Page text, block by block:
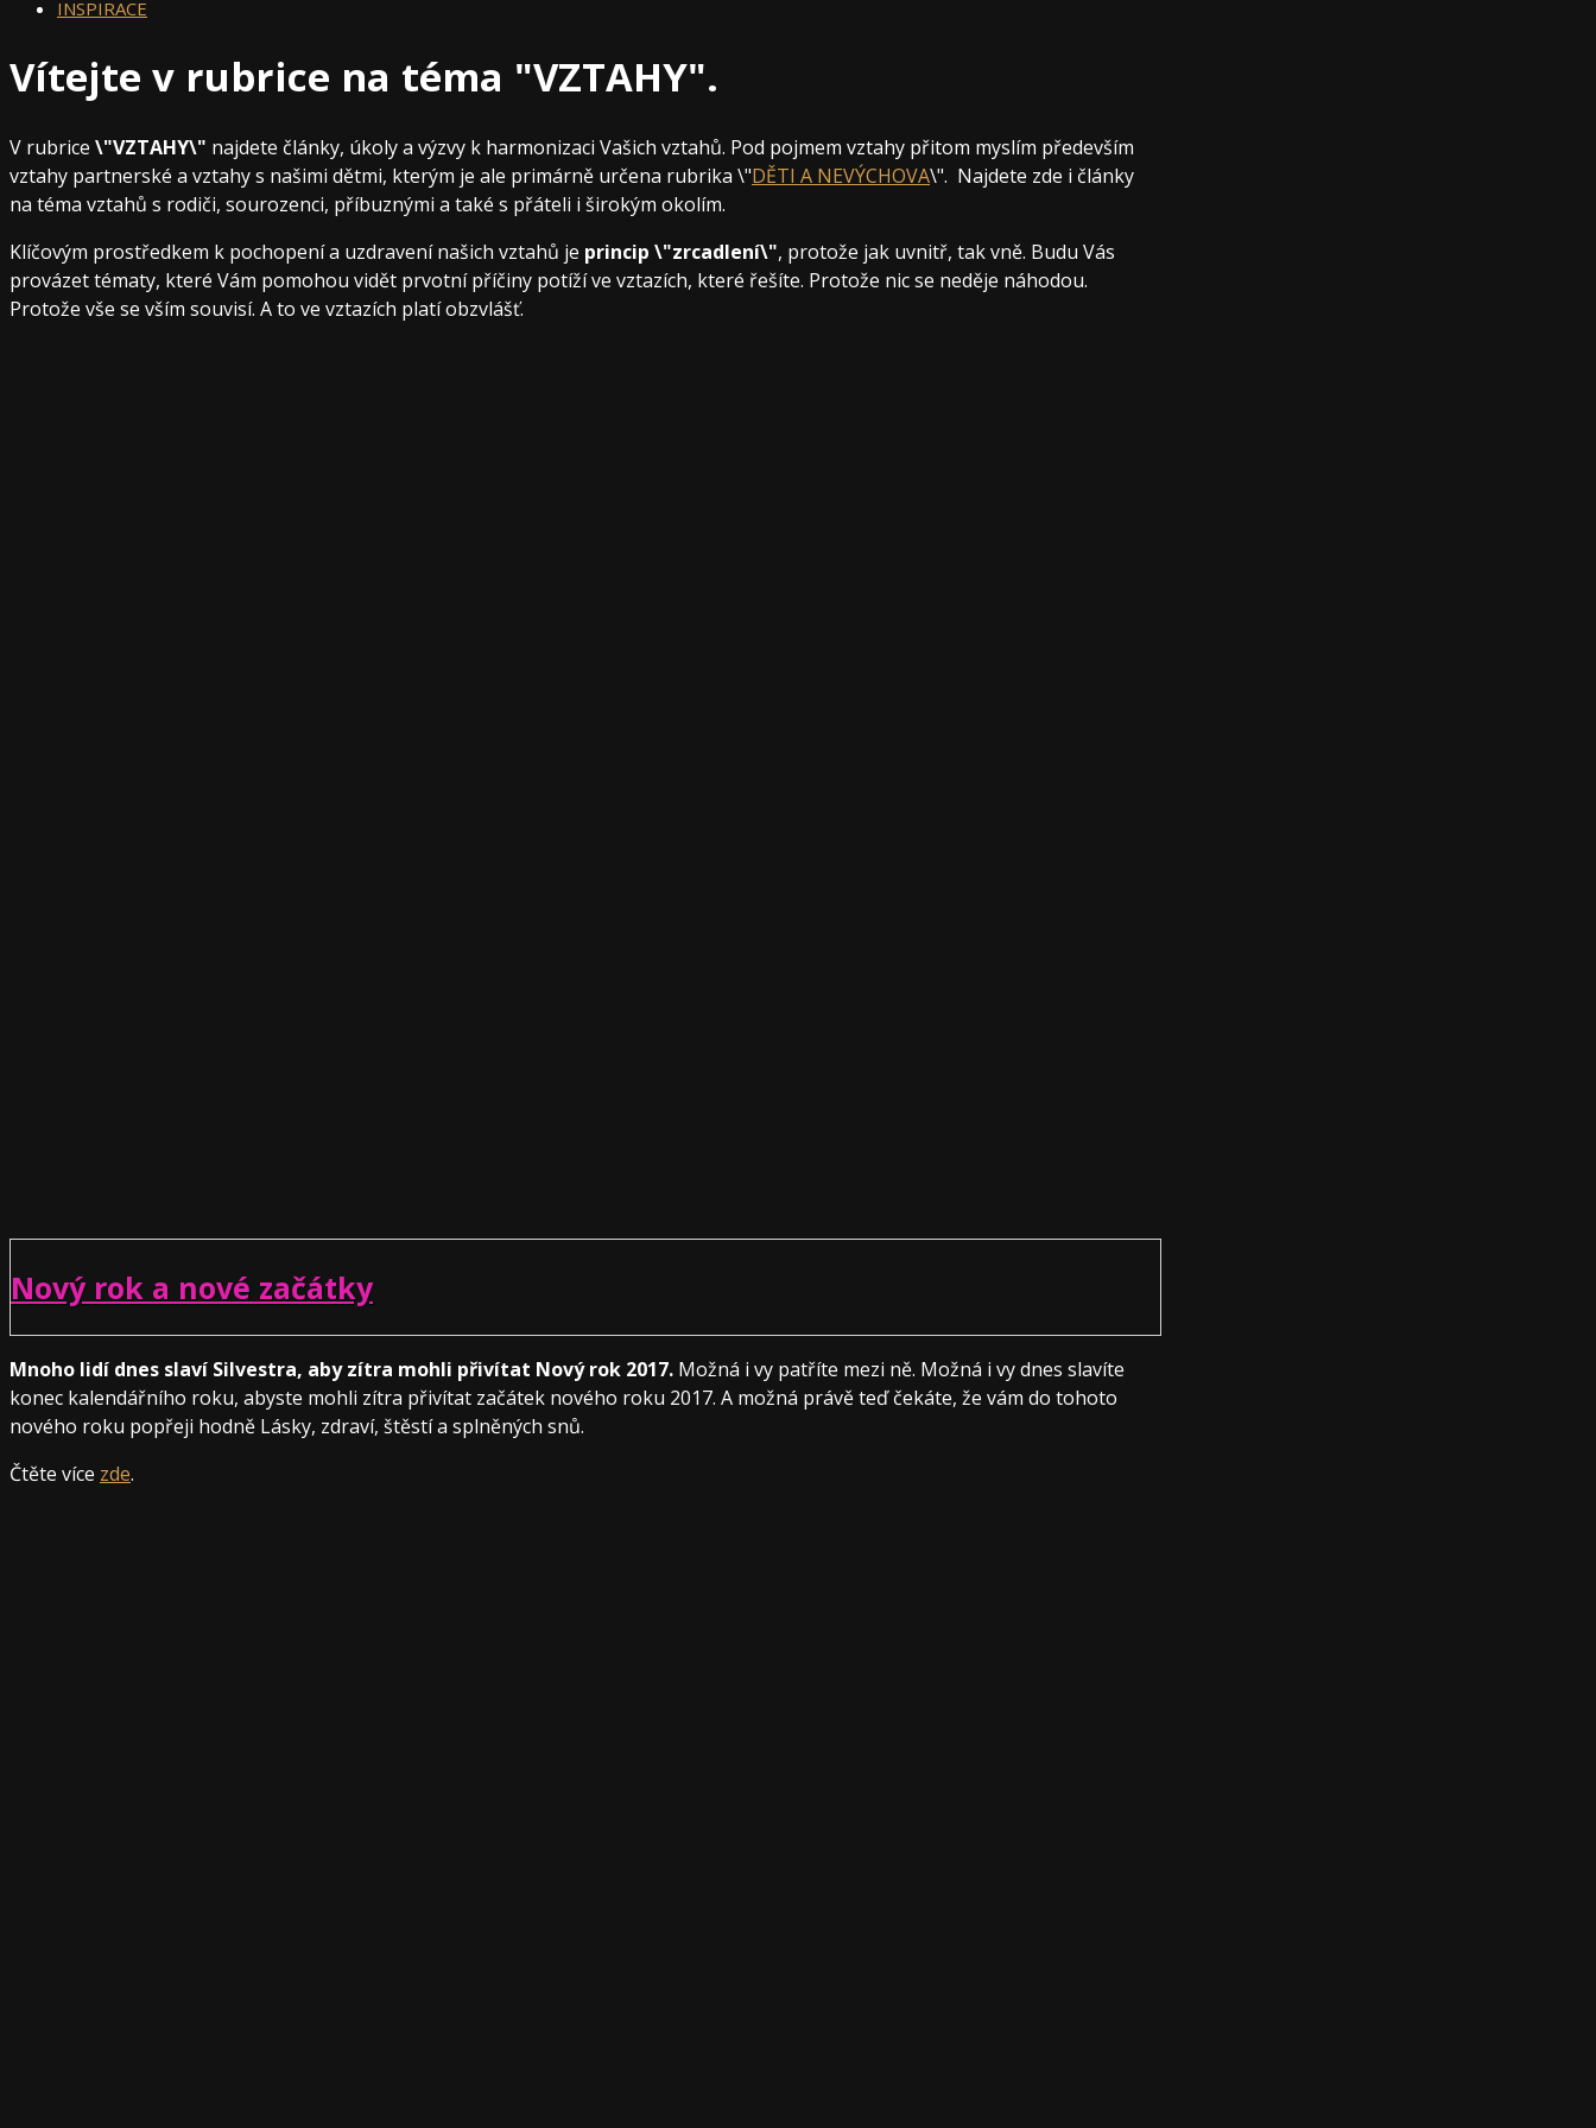
INSPIRACE
Vítejte v rubrice na téma "VZTAHY".
V rubrice \"VZTAHY\" najdete články, úkoly a výzvy k harmonizaci Vašich vztahů. Pod pojmem vztahy přitom myslím především
vztahy partnerské a vztahy s našimi dětmi, kterým je ale primárně určena rubrika \"DĚTI A NEVÝCHOVA\". Najdete zde i články
na téma vztahů s rodiči, sourozenci, příbuznými a také s přáteli i širokým okolím.
Klíčovým prostředkem k pochopení a uzdravení našich vztahů je princip \"zrcadlení\", protože jak uvnitř, tak vně. Budu Vás
provázet tématy, které Vám pomohou vidět prvotní příčiny potíží ve vztazích, které řešíte. Protože nic se neděje náhodou.
Protože vše se vším souvisí. A to ve vztazích platí obzvlášť.
Nový rok a nové začátky
Mnoho lidí dnes slaví Silvestra, aby zítra mohli přivítat Nový rok 2017. Možná i vy patříte mezi ně. Možná i vy dnes slavíte
konec kalendářního roku, abyste mohli zítra přivítat začátek nového roku 2017. A možná právě teď čekáte, že vám do tohoto
nového roku popřeji hodně Lásky, zdraví, štěstí a splněných snů.
Čtěte více zde.